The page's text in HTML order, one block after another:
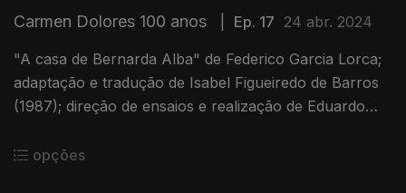
Carmen Dolores 100 anos Ep. 17 24 abr. 2024
"A casa de Bernarda Alba" de Federico Garcia Lorca;
adaptação e tradução de Isabel Figueiredo de Barros
(1987); direção de ensaios e realização de Eduardo
opções